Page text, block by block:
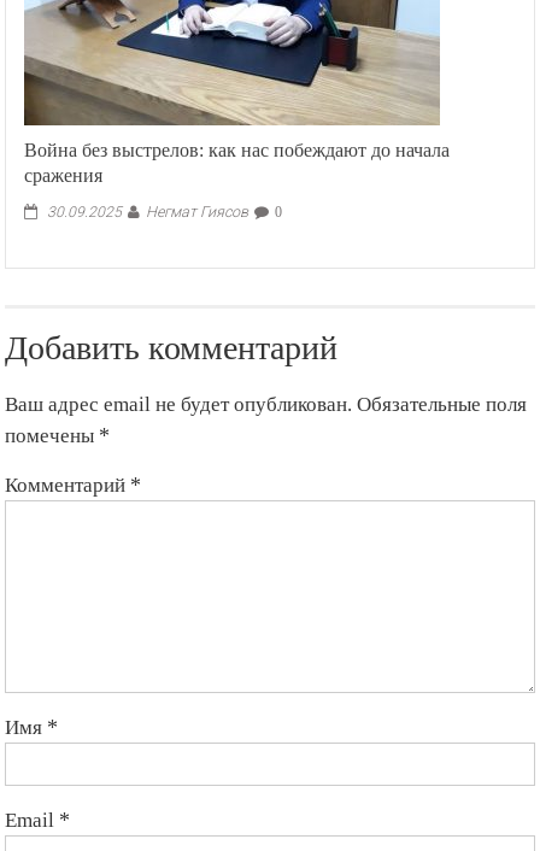
Война без выстрелов: как нас побеждают до начала
сражения
30.09.2025 Негмат Гиясов 0
Добавить комментарий
Ваш адрес email не будет опубликован. Обязательные поля
помечены *
Комментарий *
Имя *
Email *